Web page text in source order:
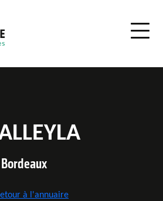
Bordeaux
à l'annuaire